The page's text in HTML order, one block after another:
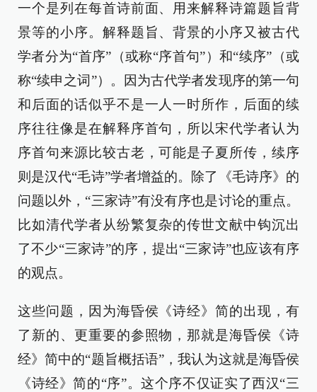
一个是列在每首诗前面、用来解释诗篇题旨背
景等的小序。解释题旨、背景的小序又被古代
学者分为“首序”（或称“序首句”）和“续序”（或
称“续申之词”）。因为古代学者发现序的第一句
和后面的话似乎不是一人一时所作，后面的续
序往往像是在解释序首句，所以宋代学者认为
序首句来源比较古老，可能是子夏所传，续序
则是汉代“毛诗”学者增益的。除了《毛诗序》的
问题以外，“三家诗”有没有序也是讨论的重点。
比如清代学者从纷繁复杂的传世文献中钩沉出
了不少“三家诗”的序，提出“三家诗”也应该有序
的观点。
这些问题，因为海昏侯《诗经》简的出现，有
了新的、更重要的参照物，那就是海昏侯《诗
经》简中的“题旨概括语”，我认为这就是海昏侯
《诗经》简的“序”。这个序不仅证实了西汉“三